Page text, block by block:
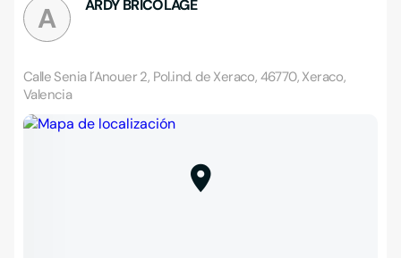
A ARDY BRICOLAGE
Calle Senia l´Anouer 2, Pol.ind. de Xeraco, 46770, Xeraco,
Valencia